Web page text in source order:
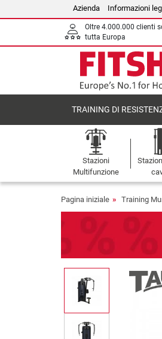
Azienda Informazioni
Oltre 4.000.000 clienti
tutta Europa
TRAINING DI
Stazioni
Multifunzione
Pagina iniziale Training